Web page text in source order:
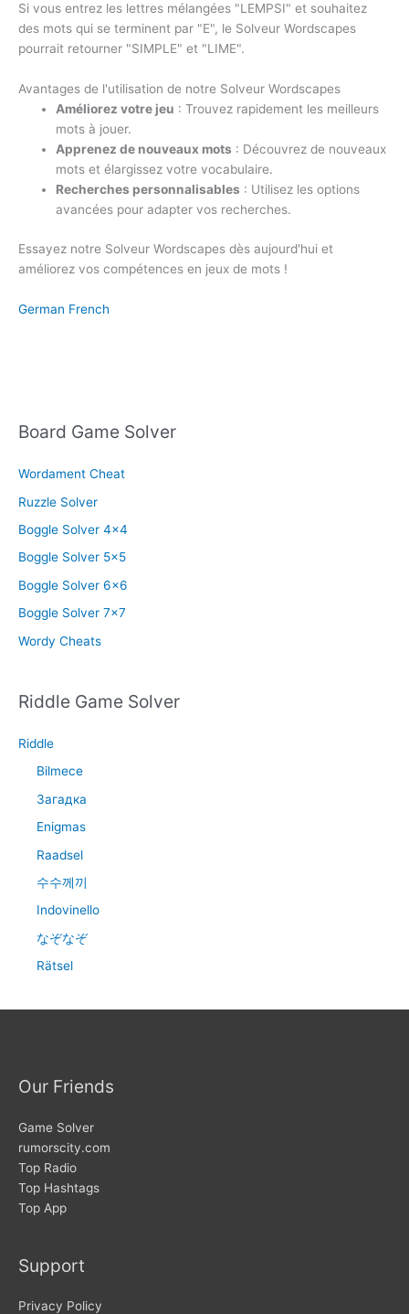
Si vous entrez les lettres mélangées "LEMPSI" et souhaitez
des mots qui se terminent par "E", le Solveur Wordscapes
pourrait retourner "SIMPLE" et "LIME".
Avantages de l'utilisation de notre Solveur Wordscapes
Améliorez votre jeu : Trouvez rapidement les meilleurs
mots à jouer.
Apprenez de nouveaux mots : Découvrez de nouveaux
mots et élargissez votre vocabulaire.
Recherches personnalisables : Utilisez les options
avancées pour adapter vos recherches.
Essayez notre Solveur Wordscapes dès aujourd'hui et
améliorez vos compétences en jeux de mots !
German French
Board Game Solver
Wordament Cheat
Ruzzle Solver
Boggle Solver 4×4
Boggle Solver 5×5
Boggle Solver 6×6
Boggle Solver 7×7
Wordy Cheats
Riddle Game Solver
Riddle
Bilmece
Загадка
Enigmas
Raadsel
수수께끼
Indovinello
なぞなぞ
Rätsel
Our Friends
Game Solver
rumorscity.com
Top Radio
Top Hashtags
Top App
Support
Privacy Policy